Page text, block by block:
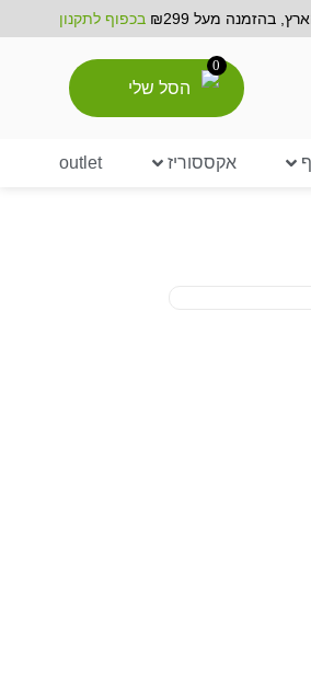
בהזמנה מעל ₪299 בכפוף לתקנון
0
הסל שלי
אקססוריז outlet